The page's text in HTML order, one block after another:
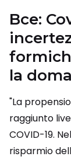
Bce:
la
"La
raggiunto
COVID-19.
risparmio